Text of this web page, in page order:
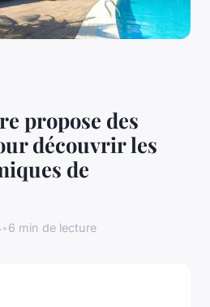
propose des
découvrir les
de
•6 min de lecture